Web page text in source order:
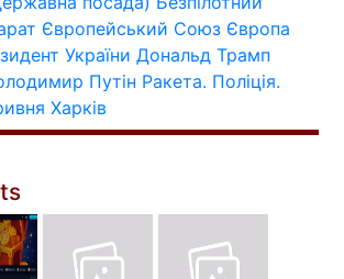
Європейський Союз Європа
України Дональд Трамп
Путін Ракета. Поліція.
Харків